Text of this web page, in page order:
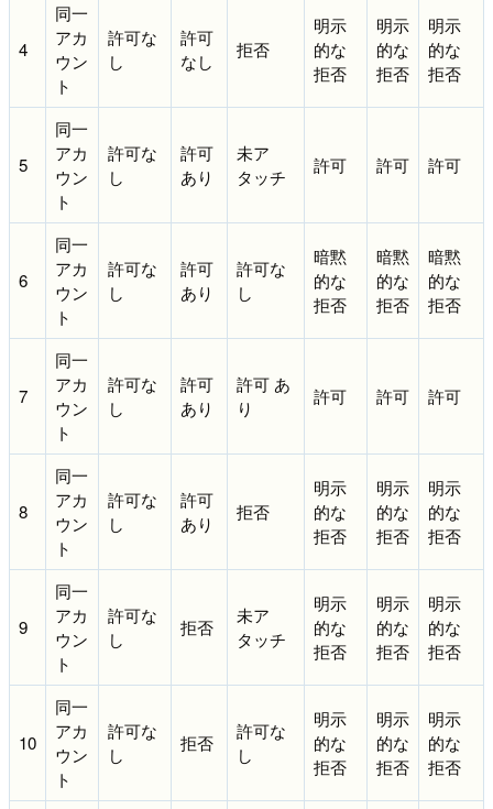
4
同一
アカ
ウン
ト
許可な
し
許可
なし
拒否
明示
的な
拒否
明示
的な
拒否
明示
的な
拒否
5
同一
アカ
ウン
ト
許可な
し
許可
あり
未ア
タッチ
許可 許可 許可
6
同一
アカ
ウン
ト
許可な
し
許可
あり
許可な
し
暗黙
的な
拒否
暗黙
的な
拒否
暗黙
的な
拒否
7
同一
アカ
ウン
ト
許可な
し
許可
あり
許可 あ
り
許可 許可 許可
8
同一
アカ
ウン
ト
許可な
し
許可
あり
拒否
明示
的な
拒否
明示
的な
拒否
明示
的な
拒否
9
同一
アカ
ウン
ト
許可な
し
拒否
未ア
タッチ
明示
的な
拒否
明示
的な
拒否
明示
的な
拒否
10
同一
アカ
ウン
ト
許可な
し
拒否
許可な
し
明示
的な
拒否
明示
的な
拒否
明示
的な
拒否